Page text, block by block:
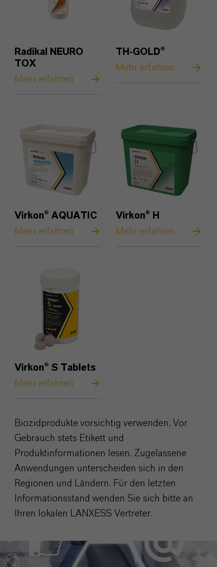
Radikal NEURO
TOX
Mehr erfahren
TH-GOLD®
Mehr erfahren
Virkon® AQUATIC
Mehr erfahren
Virkon® H
Mehr erfahren
Virkon® S Tablets
Mehr erfahren
Biozidprodukte vorsichtig verwenden. Vor
Gebrauch stets Etikett und
Produktinformationen lesen. Zugelassene
Anwendungen unterscheiden sich in den
Regionen und Ländern. Für den letzten
Informationsstand wenden Sie sich bitte an
Ihren lokalen LANXESS Vertreter.